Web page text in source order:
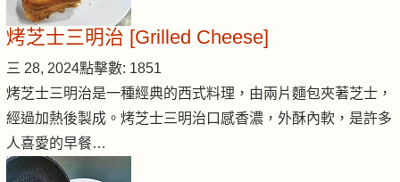
烤芝士三明治 [Grilled Cheese]
三 28, 2024點擊數: 1851
烤芝士三明治是一種經典的西式料理，由兩片麵包夾著芝士，
經過加熱後製成。烤芝士三明治口感香濃，外酥內軟，是許多
人喜愛的早餐…